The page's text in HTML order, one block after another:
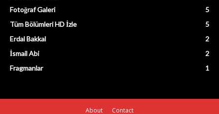
Fotoğraf Galeri
5
Tüm Bölümleri HD İzle
5
Erdal Bakkal
2
İsmail Abi
2
Fragmanlar
1
About Contact